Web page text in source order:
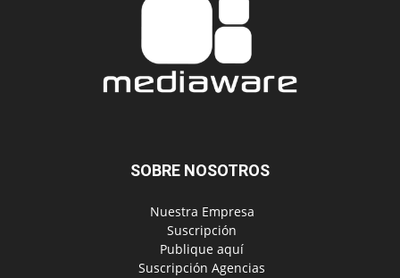
SOBRE NOSOTROS
‎ Nuestra Empresa
‎ Suscripción
‎ Publique aquí
‎ Suscripción Agencias